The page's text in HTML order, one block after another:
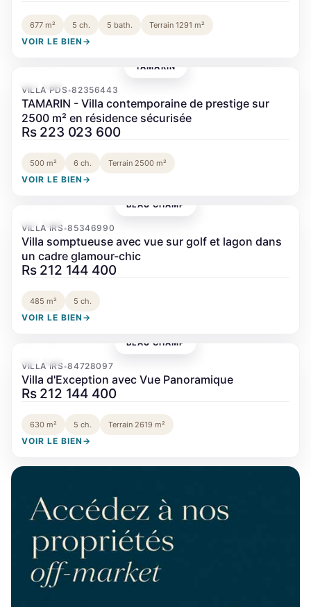
677 m² 5 ch. 5 bath. Terrain 1291 m²
VOIR LE BIEN →
TAMARIN
VILLA PDS•82356443
TAMARIN - Villa contemporaine de prestige sur
2500 m² en résidence sécurisée
Rs 223 023 600
500 m² 6 ch. Terrain 2500 m²
VOIR LE BIEN →
BEAU CHAMP
VILLA IRS•85346990
Villa somptueuse avec vue sur golf et lagon dans
un cadre glamour-chic
Rs 212 144 400
485 m² 5 ch.
VOIR LE BIEN →
BEAU CHAMP
VILLA IRS•84728097
Villa d'Exception avec Vue Panoramique
Rs 212 144 400
630 m² 5 ch. Terrain 2619 m²
VOIR LE BIEN →